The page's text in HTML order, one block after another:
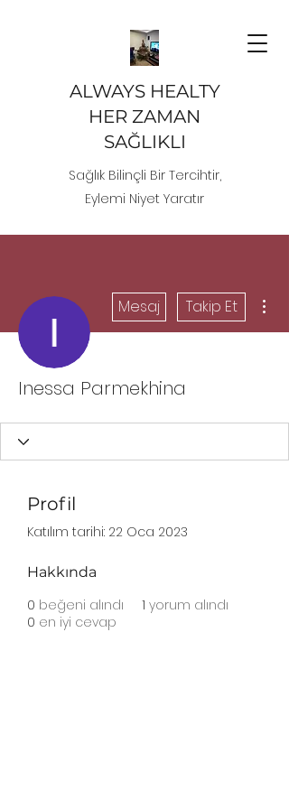
ALWAYS HEALTY
HER ZAMAN
SAĞLIKLI
Sağlık Bilinçli Bir Tercihtir,
Eylemi Niyet Yaratır
Mesaj Takip Et
Inessa Parmekhina
Profil
Katılım tarihi: 22 Oca 2023
Hakkında
0 beğeni alındı 1 yorum alındı
0 en iyi cevap